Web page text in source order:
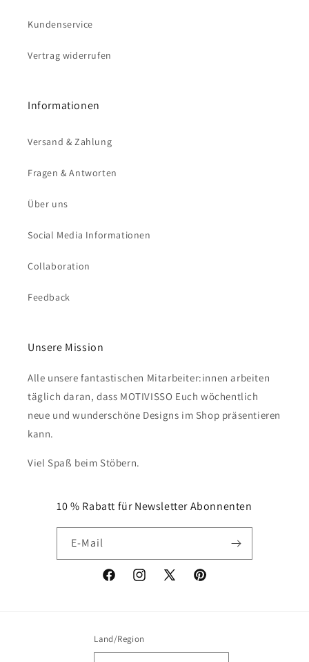
Kundenservice
Vertrag widerrufen
Informationen
Versand & Zahlung
Fragen & Antworten
Über uns
Social Media Informationen
Collaboration
Feedback
Unsere Mission
Alle unsere fantastischen Mitarbeiter:innen arbeiten
täglich daran, dass MOTIVISSO Euch wöchentlich
neue und wunderschöne Designs im Shop präsentieren
kann.
Viel Spaß beim Stöbern.
10 % Rabatt für Newsletter Abonnenten
E-Mail
FacebookInstagram
X
Pinterest
Land/Region